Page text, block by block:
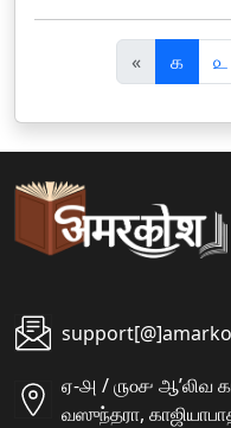
«पि
छ
ला
௧ ௨
ஏ-௮ / ௫௦௪ ஆʼலிவ
வஸுந்தரா,